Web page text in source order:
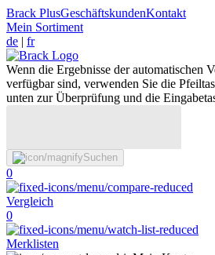
Brack PlusGeschäftskundenKontakt
Mein Sortiment
de | fr
Wenn die Ergebnisse der automatischen
verfügbar sind, verwenden Sie die
unten zur Überprüfung und die
Suchen
0
Vergleich
0
Merklisten